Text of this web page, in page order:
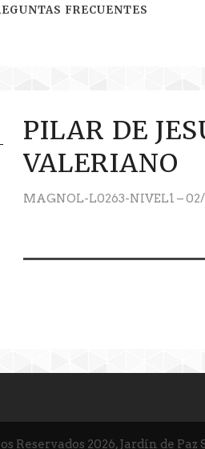
FRECUENTES
PILAR DE
VALERIANO
MAGNOL-L0263-NIVEL1 –
Reservados 2026, Jardín de